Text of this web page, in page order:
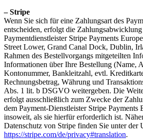
– Stripe
Wenn Sie sich für eine Zahlungsart des
entscheiden, erfolgt die Zahlungsabwicklung
Paymentdienstleister Stripe Payments
Street Lower, Grand Canal Dock, Dublin,
Rahmen des Bestellvorgangs mitgeteilten
Informationen über Ihre Bestellung (Name,
Kontonummer, Bankleitzahl, evtl.
Rechnungsbetrag, Währung und
Abs. 1 lit. b DSGVO weitergeben. Die
erfolgt ausschließlich zum Zwecke der
dem Payment-Dienstleister Stripe Payments
insoweit, als sie hierfür erforderlich ist.
Datenschutz von Stripe finden Sie unter der
https://stripe.com/de/privacy#translation.